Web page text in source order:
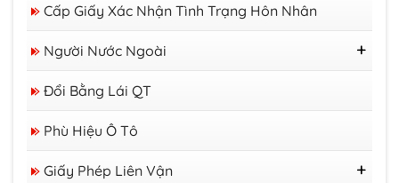
Cấp Giấy Xác Nhận Tình Trạng Hôn Nhân
Người Nước Ngoài
Thị Thực
Thẻ Tạm Trú
Giấy Phép Lao Động
Đổi Bằng Lái QT
Phù Hiệu Ô Tô
Giấy Phép Liên Vận